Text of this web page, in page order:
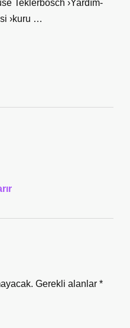
Teklerbosch ›Yardım-
›kuru …
Gerekli alanlar *